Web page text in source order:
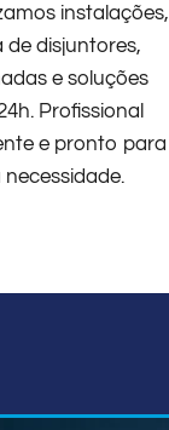
instalações,
de disjuntores,
e soluções
Profissional
e pronto para